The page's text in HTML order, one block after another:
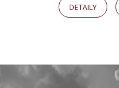
DETAILY